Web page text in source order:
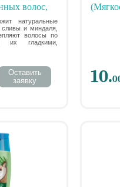
волос,
натуральные
и миндаля,
волосы по
их гладкими,
Оставить
заявку
10.